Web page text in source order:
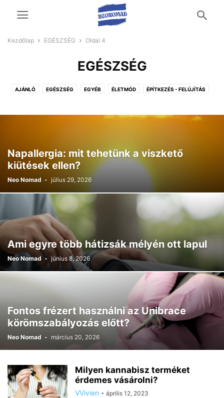
Kezdőlap EGÉSZSÉG Oldal 4
EGÉSZSÉG
AJÁNLÓ EGÉSZSÉG EGYÉB ÉLETMÓD ÉPÍTKEZÉS - FELÚJÍTÁS
VÁSÁRLÁS
Napallergia: mit tehetünk a viszkető
kiütések ellen?
Neo Nomad - július 29, 2026
Ami egyre több hátizsák mélyén ott lapul
Neo Nomad - június 8, 2026
Fontos frézert használni az Unibrace
körömszabályozás előtt?
Neo Nomad - március 20, 2026
Milyen kannabisz terméket
érdemes vásárolni?
VVivien - április 12, 2023